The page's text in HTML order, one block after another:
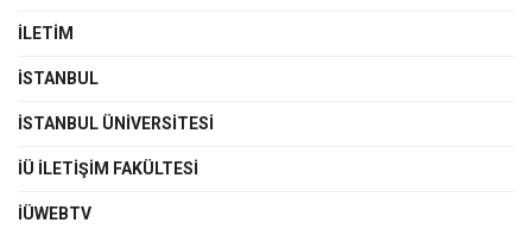
İLETIM
İSTANBUL
İSTANBUL ÜNIVERSITESI
İÜ İLETIŞIM FAKÜLTESI
İÜWEBTV